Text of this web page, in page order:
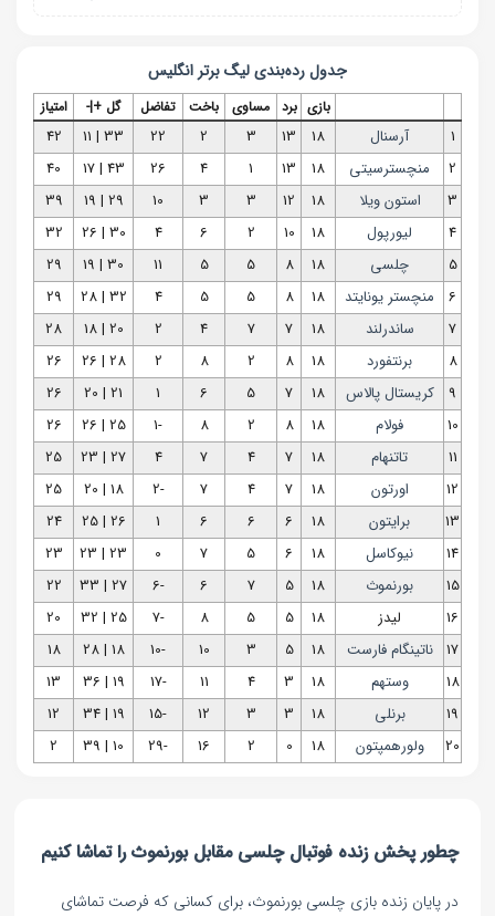
جدول رده‌بندیلیگ برتر انگلیس
بازی برد مساوی باخت تفاضل گل +|- امتیاز
1 آرسنال 18
13
3
2
22
33 | 11
42
2
منچسترسیتی 18
13
1
4
26
43 | 17
40
3
استون ویلا 18
12
3
3
10
29 | 19
39
4
لیورپول 18
10
2
6
4
30 | 26
32
5
چلسی 18
8
5
5
11
30 | 19
29
6
منچستر یونایتد 18
8
5
5
4
32 | 28
29
7
ساندرلند 18
7
7
4
2
20 | 18
28
8
برنتفورد 18
8
2
8
2
28 | 26
26
9
کریستال پالاس 18
7
5
6
1
21 | 20
26
10
فولام 18
8
2
8
-1
25 | 26
26
11
تاتنهام 18
7
4
7
4
27 | 23
25
12
اورتون 18
7
4
7
-2
18 | 20
25
13
برایتون 18
6
6
6
1
26 | 25
24
14
نیوکاسل 18
6
5
7
0
23 | 23
23
15
بورنموث 18
5
7
6
-6
27 | 33
22
16
لیدز 18
5
5
8
-7
25 | 32
20
17 ناتینگام فارست 18
5
3
10
-10
18 | 28
18
18
وستهم 18
3
4
11
-17
19 | 36
13
19
برنلی 18
3
3
12
-15
19 | 34
12
20
ولورهمپتون 18
0
2
16
-29
10 | 39
2
چطور پخش زنده فوتبال چلسی مقابل بورنموث را تماشا کنیم
در پایان زنده بازی چلسی بورنموث، برای کسانی که فرصت تماشای